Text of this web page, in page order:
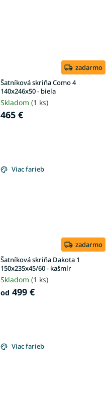
zadarmo
Šatníková skriňa Como 4
140x246x50 - biela
Skladom (1 ks)
465 €
Viac farieb
zadarmo
Šatníková skriňa Dakota 1
150x235x45/60 - kašmír
Skladom (1 ks)
od 499 €
Viac farieb